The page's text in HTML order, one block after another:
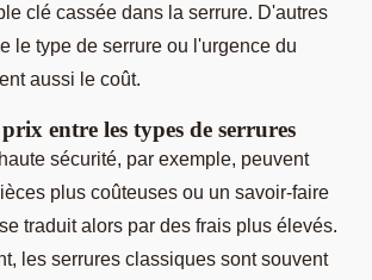
clé cassée dans la serrure. D'autres
le type de serrure ou l'urgence du
aussi le coût.
entre les types de serrures
sécurité, par exemple, peuvent
plus coûteuses ou un savoir-faire
traduit alors par des frais plus élevés.
les serrures classiques sont souvent